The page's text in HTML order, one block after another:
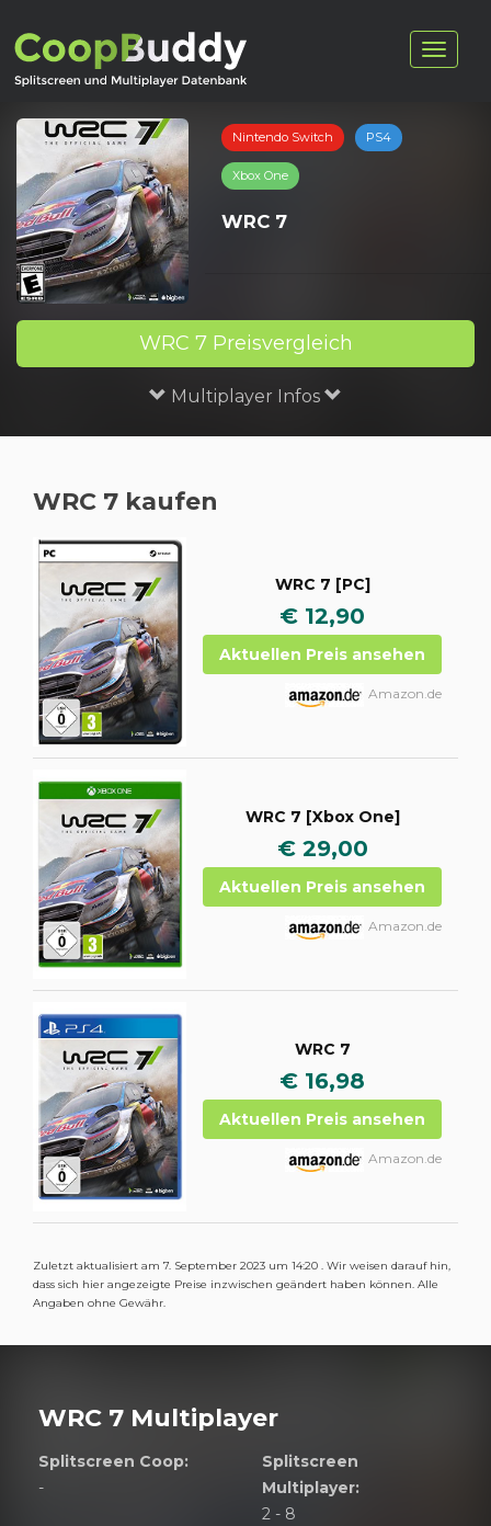
Nintendo Switch PS4
Xbox One
WRC 7
WRC 7 Preisvergleich
Multiplayer Infos
WRC 7 kaufen
WRC 7 [PC]
€ 12,90
Aktuellen Preis ansehen
Amazon.de
WRC 7 [Xbox One]
€ 29,00
Aktuellen Preis ansehen
Amazon.de
WRC 7
€ 16,98
Aktuellen Preis ansehen
Amazon.de
Zuletzt aktualisiert am 7. September 2023 um 14:20 . Wir weisen darauf hin,
dass sich hier angezeigte Preise inzwischen geändert haben können. Alle
Angaben ohne Gewähr.
WRC 7 Multiplayer
Splitscreen Coop:
-
Splitscreen
Multiplayer:
2 - 8